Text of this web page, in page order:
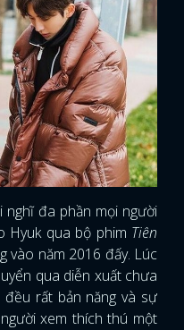
nghĩ đa phần mọi người
Hyuk qua bộ phim Tiên
vào năm 2016 đấy. Lúc
qua diễn xuất chưa
rất bản năng và sự
xem thích thú một